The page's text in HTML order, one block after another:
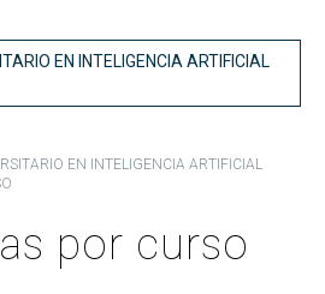
EN INTELIGENCIA ARTIFICIAL
de Estudios MIA
MIA
MIA
EN INTELIGENCIA ARTIFICIAL
por curso